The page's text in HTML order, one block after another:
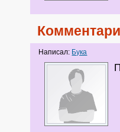
Написал: Бука